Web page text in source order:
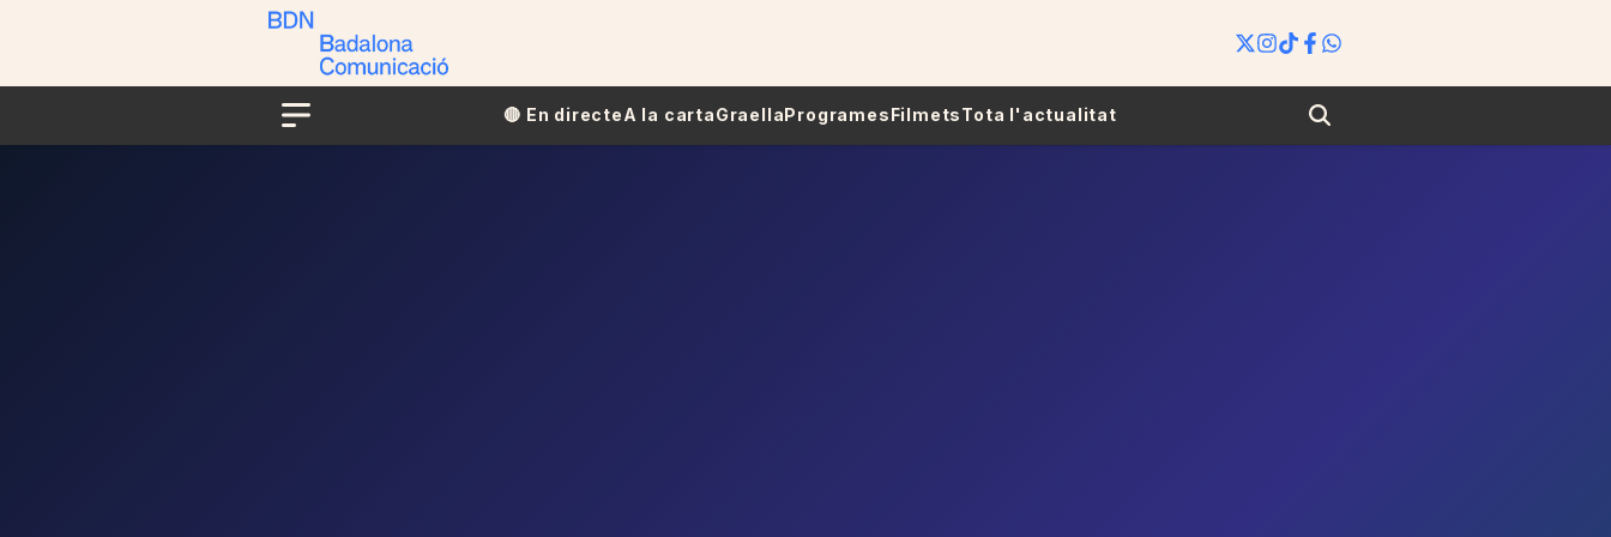
Menu
🔴​​ En directeA la cartaGraellaProgramesFilmetsTota l'actualitat Search